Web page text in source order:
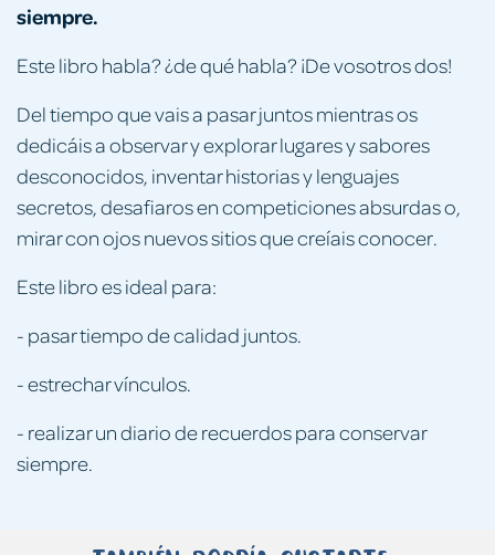
siempre.
Este libro habla? ¿de qué habla? ¡De vosotros dos!
Del tiempo que vais a pasar juntos mientras os
dedicáis a observar y explorar lugares y sabores
desconocidos, inventar historias y lenguajes
secretos, desafiaros en competiciones absurdas o,
mirar con ojos nuevos sitios que creíais conocer.
Este libro es ideal para:
- pasar tiempo de calidad juntos.
- estrechar vínculos.
- realizar un diario de recuerdos para conservar
siempre.